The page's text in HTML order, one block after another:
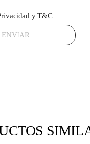
y T&C
ENVIAR